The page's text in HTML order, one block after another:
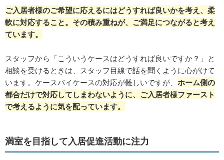
ご入居者様のご希望に応えるにはどうすれば良いかを考え、柔
軟に対応すること。その積み重ねが、ご満足につながると考え
ています。
スタッフから「こういうケースはどうすれば良いですか？」と
相談を受けるときは、スタッフ目線で話を聞くように心がけて
います。ケースバイケースの対応が難しいですが、 ホーム側の
都合だけで対応してしまわないように、ご入居者様ファースト
で考えるように気を配っています。
満室を目指して入居促進活動に注力